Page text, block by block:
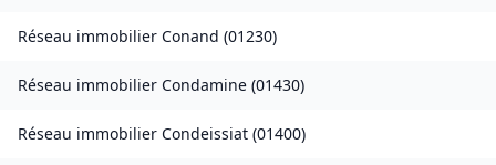
Réseau immobilier Conand (01230)
Réseau immobilier Condamine (01430)
Réseau immobilier Condeissiat (01400)